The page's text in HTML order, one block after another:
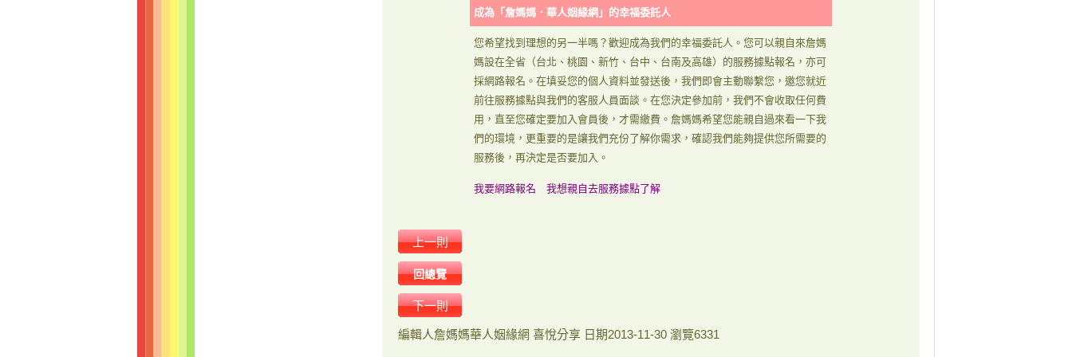
成為「詹媽媽．華人姻緣網」的幸福委託人
您希望找到理想的另一半嗎？歡迎成為我們的幸福委託人。您可以親自來詹媽
媽設在全省（台北、桃園、新竹、台中、台南及高雄）的服務據點報名，亦可
採網路報名。在填妥您的個人資料並發送後，我們即會主動聯繫您，邀您就近
前往服務據點與我們的客服人員面談。在您決定參加前，我們不會收取任何費
用，直至您確定要加入會員後，才需繳費。詹媽媽希望您能親自過來看一下我
們的環境，更重要的是讓我們充份了解你需求，確認我們能夠提供您所需要的
服務後，再決定是否要加入。
我要網路報名 我想親自去服務據點了解
上一則
回總覽
下一則
編輯人詹媽媽華人姻緣網 喜悅分享 日期2013-11-30 瀏覽6331